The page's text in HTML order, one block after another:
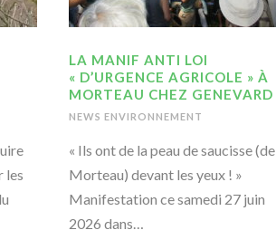
les
LA MANIF ANTI LOI
« D’URGENCE AGRICOLE » À
MORTEAU CHEZ GENEVARD
NEWS ENVIRONNEMENT
« Ils ont de la peau de saucisse (de
Morteau) devant les yeux ! »
Manifestation ce samedi 27 juin
2026 dans…